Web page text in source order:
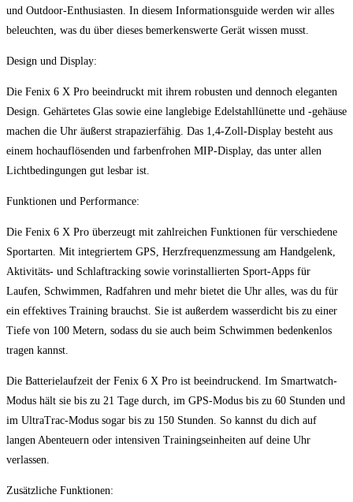
und Outdoor-Enthusiasten. In diesem Informationsguide werden⁣ wir ⁢alles
beleuchten,‌ was du über dieses ⁢bemerkenswerte Gerät wissen musst.
Design und Display:
Die Fenix 6 X Pro beeindruckt mit ⁣ihrem robusten und dennoch eleganten
Design.⁢ Gehärtetes Glas sowie eine langlebige Edelstahllünette und -gehäuse⁣
machen die Uhr äußerst​ strapazierfähig.​ Das⁢ 1,4-Zoll-Display besteht ⁤aus
⁣einem⁤ hochauflösenden und farbenfrohen MIP-Display, das unter allen‍
Lichtbedingungen gut lesbar ist.
Funktionen und Performance:
Die Fenix 6 ​X⁣ Pro überzeugt​ mit zahlreichen Funktionen für verschiedene
Sportarten. ⁢Mit integriertem GPS, Herzfrequenzmessung am Handgelenk,
Aktivitäts- und ​Schlaftracking sowie vorinstallierten ​Sport-Apps für
Laufen, Schwimmen, Radfahren ⁤und ⁣mehr bietet ⁢die Uhr alles, was du‌ für
ein effektives Training brauchst. Sie ist außerdem wasserdicht‌ bis‌ zu⁤ einer
Tiefe von 100 Metern, ⁢sodass du sie⁤ auch beim Schwimmen‌ bedenkenlos
tragen kannst.
Die Batterielaufzeit der Fenix⁤ 6 X⁣ Pro ist beeindruckend. Im Smartwatch-
Modus hält‍ sie bis zu 21 Tage durch, im GPS-Modus bis zu 60 Stunden und
im⁤ UltraTrac-Modus sogar bis zu 150 Stunden. So kannst ⁣du dich auf
langen Abenteuern oder intensiven Trainingseinheiten auf deine Uhr
verlassen.
Zusätzliche Funktionen: